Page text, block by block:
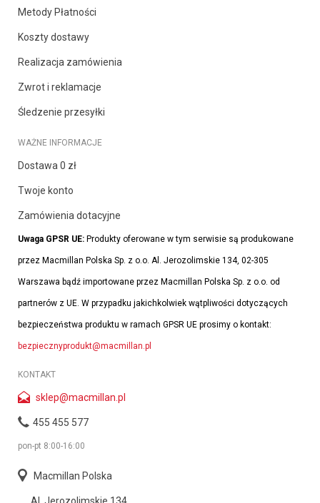
Metody Płatności
Koszty dostawy
Realizacja zamówienia
Zwrot i reklamacje
Śledzenie przesyłki
WAŻNE INFORMACJE
Dostawa 0 zł
Twoje konto
Zamówienia dotacyjne
Uwaga GPSR UE: Produkty oferowane w tym serwisie są produkowane
przez Macmillan Polska Sp. z o.o. Al. Jerozolimskie 134, 02-305
Warszawa bądź importowane przez Macmillan Polska Sp. z o.o. od
partnerów z UE. W przypadku jakichkolwiek wątpliwości dotyczących
bezpieczeństwa produktu w ramach GPSR UE prosimy o kontakt:
bezpiecznyprodukt@macmillan.pl
KONTAKT
sklep@macmillan.pl
455 455 577
pon-pt 8:00-16:00
Macmillan Polska